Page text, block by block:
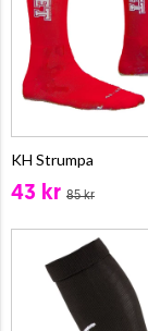
KH Strumpa
43 kr 85 kr